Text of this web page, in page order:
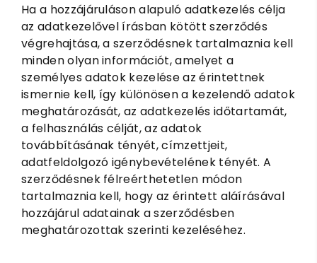
Ha a hozzájáruláson alapuló adatkezelés célja
az adatkezelővel írásban kötött szerződés
végrehajtása, a szerződésnek tartalmaznia kell
minden olyan információt, amelyet a
személyes adatok kezelése az érintettnek
ismernie kell, így különösen a kezelendő adatok
meghatározását, az adatkezelés időtartamát,
a felhasználás célját, az adatok
továbbításának tényét, címzettjeit,
adatfeldolgozó igénybevételének tényét. A
szerződésnek félreérthetetlen módon
tartalmaznia kell, hogy az érintett aláírásával
hozzájárul adatainak a szerződésben
meghatározottak szerinti kezeléséhez.